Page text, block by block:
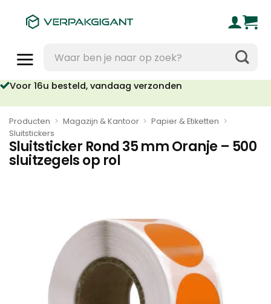
naar:
Voor 16u besteld, vandaag verzonden
Producten > Magazijn & Kantoor > Papier & Etiketten >
Sluitstickers
Sluitsticker Rond 35 mm Oranje – 500
sluitzegels op rol